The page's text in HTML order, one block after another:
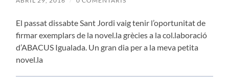
El passat dissabte Sant Jordi vaig tenir l’oportunitat de
firmar exemplars de la novel.la grècies a la col.laboració
d’ABACUS Igualada. Un gran dia per a la meva petita
novel.la